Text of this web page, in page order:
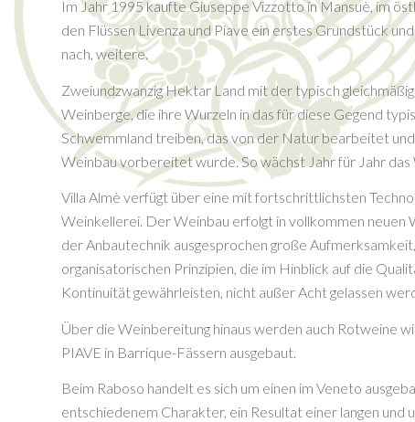
Im Jahr 1995 kaufte Giuseppe Vizzotto in Mansuè, im
den Flüssen Livenza und Piave ein erstes Grundstück
nach, weitere.
Zweiundzwanzig Hektar Land mit der typisch
Weinberge, die ihre Wurzeln in das für diese Gegend
Schwemmland treiben, das von der Natur bearbeitet
Weinbau vorbereitet wurde. So wächst Jahr für Jahr das
Villa Almè verfügt über eine mit fortschrittlichsten
Weinkellerei. Der Weinbau erfolgt in vollkommen neuen
der Anbautechnik ausgesprochen große
organisatorischen Prinzipien, die im Hinblick auf die
Kontinuität gewährleisten, nicht außer Acht gelassen
Über die Weinbereitung hinaus werden auch Rotweine
PIAVE in Barrique-Fässern ausgebaut.
Beim Raboso handelt es sich um einen im Veneto
entschiedenem Charakter, ein Resultat einer langen und